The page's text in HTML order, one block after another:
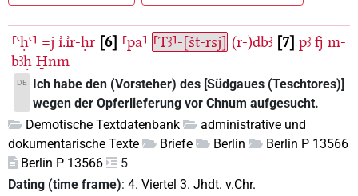
⸢ꜥḥꜥ⸣ =j ı͗.ı͗r-ḥr 6 ⸢pa⸣ ⸢Tꜣ⸣-[št-rsj] (r-)ḏbꜣ 7 pꜣ fj m-
bꜣḥ H̱nm
DE
Ich habe den (Vorsteher) des [Südgaues (Teschtores)]
wegen der Opferlieferung vor Chnum aufgesucht.
Demotische Textdatenbank
administrative und
dokumentarische Texte
Briefe Berlin
Berlin P 13566
Berlin P 13566
5
Dating (time frame): 4. Viertel 3. Jhdt. v.Chr.